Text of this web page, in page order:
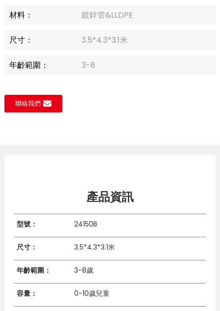
材料： 鍍鋅管&LLDPE
尺寸： 3.5*4.3*3.1米
年齡範圍： 3-8
聯絡我們
產品資訊
型號： 24150B
尺寸： 3.5*4.3*3.1米
年齡範圍： 3-8歲
容量： 0-10歲兒童